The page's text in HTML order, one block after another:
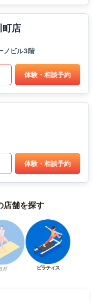
店
ノビル3階
体験・相談予約
体験・相談予約
店舗を探す
ガ ピラティス